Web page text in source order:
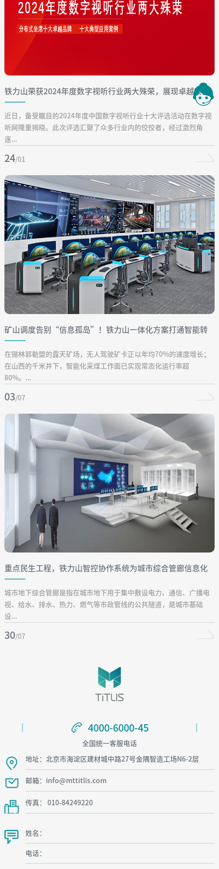
铁力山荣获2024年度数字视听行业两大殊荣，展现卓越实力
近日，备受瞩目的2024年度中国数字视听行业十大评选活动在数字视
听网隆重揭晓。此次评选汇聚了众多行业内的佼佼者，经过激烈角
逐...
24/01
矿山调度告别“信息孤岛”！铁力山一体化方案打通智能转
型最后一公里
在锡林郭勒盟的露天矿场，无人驾驶矿卡正以年均70%的速度增长；
在山西的千米井下，智能化采煤工作面已实现常态化运行率超
80%。...
03/07
重点民生工程，铁力山智控协作系统为城市综合管廊信息化
建设赋能
城市地下综合管廊是指在城市地下用于集中敷设电力、通信、广播电
视、给水、排水、热力、燃气等市政管线的公共隧道，是城市基础
设...
30/07
4000-6000-45
4000-6000-45
全国统一客服电话
地址：北京市海淀区建材城中路27号金隅智造工场N6-2层
邮箱：info@mttitlis.com
传真： 010-84249220
姓名：
电话：